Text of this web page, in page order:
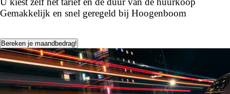
Gemakkelijk en snel geregeld bij Hoogenboom
Bereken je maandbedrag!